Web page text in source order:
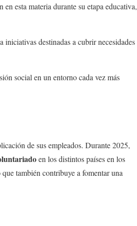
esta materia durante su etapa educativa,
destinadas a cubrir necesidades
social en un entorno cada vez más
de sus empleados. Durante 2025,
en los distintos países en los
también contribuye a fomentar una